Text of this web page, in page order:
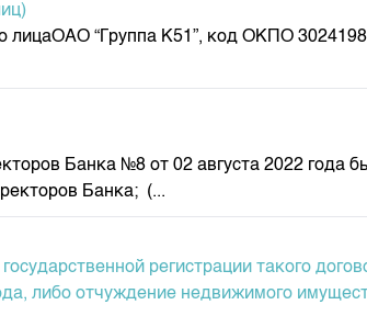
“Группа К51”, код ОКПО
Банка №8 от 02 августа 2022 года
Банка; (...
регистрации такого
либо отчуждение недвижимого